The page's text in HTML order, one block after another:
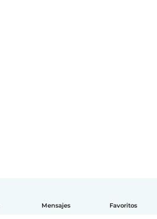
Mensajes Favoritos